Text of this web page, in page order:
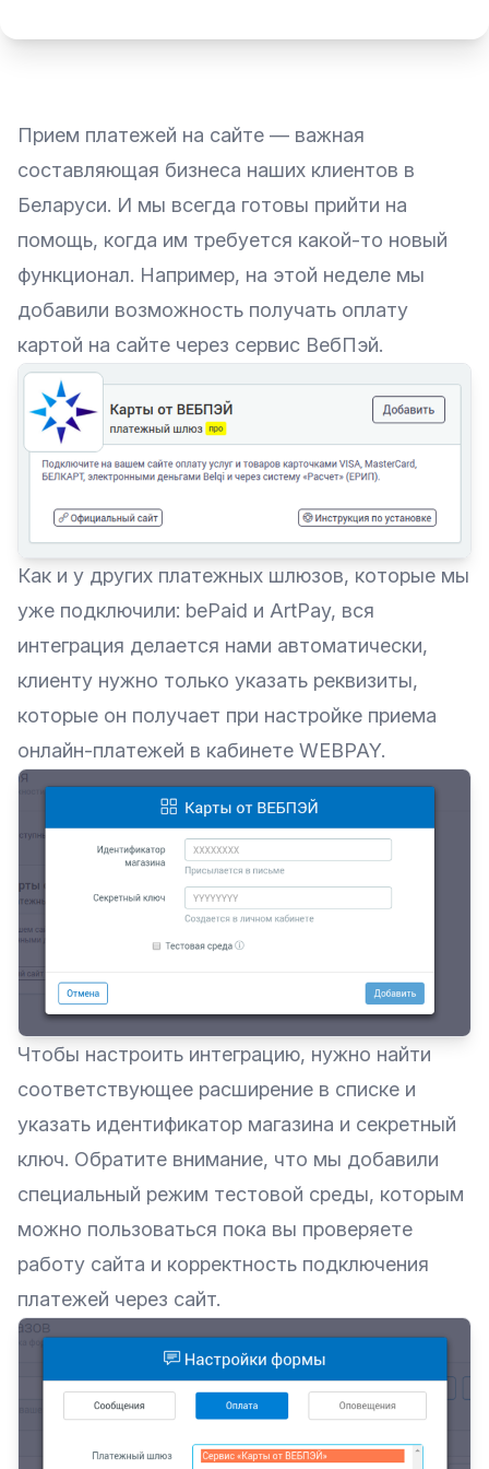
Прием платежей на сайте — важная
составляющая бизнеса наших клиентов в
Беларуси. И мы всегда готовы прийти на
помощь, когда им требуется какой-то новый
функционал. Например, на этой неделе мы
добавили возможность получать оплату
картой на сайте через сервис ВебПэй.
Как и у других платежных шлюзов, которые мы
уже подключили: bePaid и ArtPay, вся
интеграция делается нами автоматически,
клиенту нужно только указать реквизиты,
которые он получает при настройке приема
онлайн-платежей в кабинете WEBPAY.
Чтобы настроить интеграцию, нужно найти
соответствующее расширение в списке и
указать идентификатор магазина и секретный
ключ. Обратите внимание, что мы добавили
специальный режим тестовой среды, которым
можно пользоваться пока вы проверяете
работу сайта и корректность подключения
платежей через сайт.